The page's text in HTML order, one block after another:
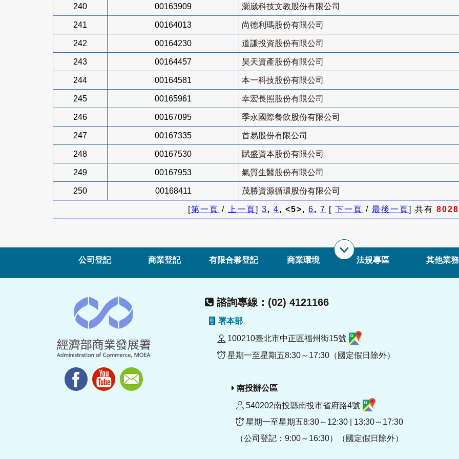
240 00163909 灝崴科技文教股份有限公司
241 00164013 尚德利瑪股份有限公司
242 00164230 道謙投資股份有限公司
243 00164457 昊天資產股份有限公司
244 00164581 本一科技股份有限公司
245 00165961 幸宏長照股份有限公司
246 00167095 季永國際餐飲股份有限公司
247 00167335 首易股份有限公司
248 00167530 賦盛資本股份有限公司
249 00167953 氣質生醫股份有限公司
250 00168411 茂勝資源循環股份有限公司
[第一頁 / 上一頁] 3, 4, <5>, 6, 7 [ 下一頁 / 最後一頁] 共有 8028
公司登記 商業登記 有限合夥登記 商業環境 法規專區 其他業務
諮詢專線：(02) 4121166
署本部
100210臺北市中正區福州街15號
星期一至星期五8:30～17:30（國定假日除外）
南投辦公區
540202南投縣南投市省府路4號
星期一至星期五8:30～12:30 | 13:30～17:30
（公司登記：9:00～16:30）（國定假日除外）